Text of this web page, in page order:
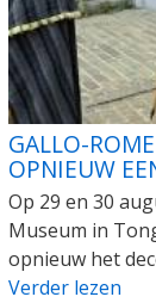
GALLO-
OPNIEUW
Op 29 en 30
Museum in
opnieuw het
Verder lezen